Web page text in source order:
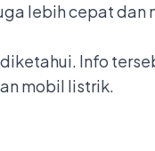
lebih cepat
Info
mobil listrik.